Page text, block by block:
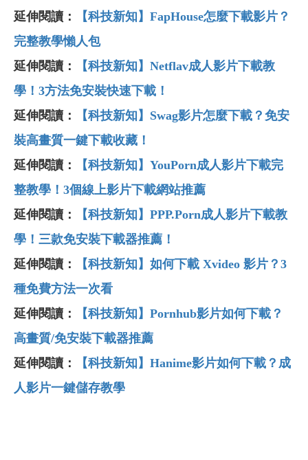
延伸閱讀：
【科技新知】FapHouse怎麼下載影片？
完整教學懶人包
延伸閱讀：
【科技新知】Netflav成人影片下載教
學！3方法免安裝快速下載！
延伸閱讀：
【科技新知】Swag影片怎麼下載？免安
裝高畫質一鍵下載收藏！
延伸閱讀：
【科技新知】YouPorn成人影片下載完
整教學！3個線上影片下載網站推薦
延伸閱讀：
【科技新知】PPP.Porn成人影片下載教
學！三款免安裝下載器推薦！
延伸閱讀：
【科技新知】如何下載 Xvideo 影片？3
種免費方法一次看
延伸閱讀：
【科技新知】Pornhub影片如何下載？
高畫質/免安裝下載器推薦
延伸閱讀：
【科技新知】Hanime影片如何下載？成
人影片一鍵儲存教學